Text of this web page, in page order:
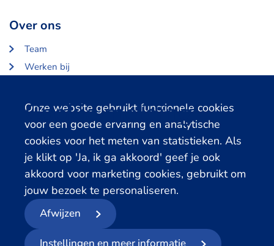
Cookie melding
Onze website gebruikt functionele cookies
voor een goede ervaring en analytische
cookies voor het meten van statistieken. Als
je klikt op 'Ja, ik ga akkoord' geef je ook
akkoord voor marketing cookies, gebruikt om
jouw bezoek te personaliseren.
Afwijzen
Over ons
Team
Werken bij
Partners en opdrachtgevers
Gerelateerde databanken
LISS Data Archive
SHARE Data Access
DHS Data Access
© 2026 - Centerdata